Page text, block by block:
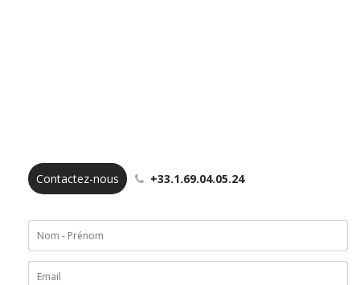
Contactez-nous +33.1.69.04.05.24